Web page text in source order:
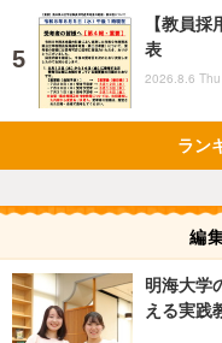
【教員
表
2026.8.6
ラン
編
明海大学
える実践